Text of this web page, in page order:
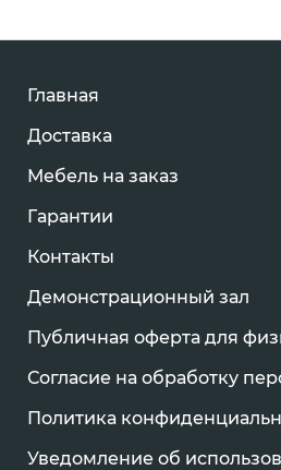
Главная
Доставка
Мебель на заказ
Гарантии
Контакты
Демонстрационный зал
Публичная оферта для
Согласие на обработку
Политика
Уведомление об